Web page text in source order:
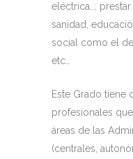
eléctrica…;
sanidad,
social como el
etc…
Este Grado tiene
profesionales
áreas de las
(centrales,